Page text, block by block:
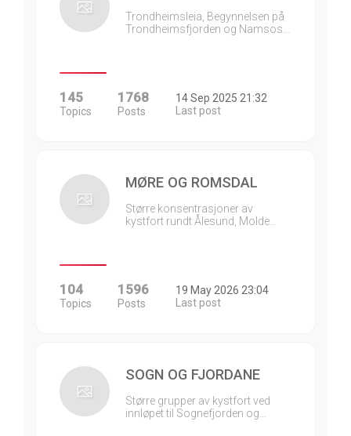
Trondheimsleia, Begynnelsen på
Trondheimsfjorden og Namsos…
145
Topics
1768
Posts
14 Sep 2025 21:32
Last post
MØRE OG ROMSDAL
Større konsentrasjoner av
kystfort rundt Ålesund, Molde…
104
Topics
1596
Posts
19 May 2026 23:04
Last post
SOGN OG FJORDANE
Større grupper av kystfort ved
innløpet til Sognefjorden og…